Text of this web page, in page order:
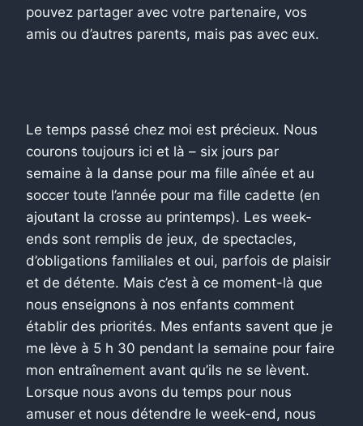
pouvez partager avec votre partenaire, vos
amis ou d’autres parents, mais pas avec eux.
Le temps passé chez moi est précieux. Nous
courons toujours ici et là – six jours par
semaine à la danse pour ma fille aînée et au
soccer toute l’année pour ma fille cadette (en
ajoutant la crosse au printemps). Les week-
ends sont remplis de jeux, de spectacles,
d’obligations familiales et oui, parfois de plaisir
et de détente. Mais c’est à ce moment-là que
nous enseignons à nos enfants comment
établir des priorités. Mes enfants savent que je
me lève à 5 h 30 pendant la semaine pour faire
mon entraînement avant qu’ils ne se lèvent.
Lorsque nous avons du temps pour nous
amuser et nous détendre le week-end, nous